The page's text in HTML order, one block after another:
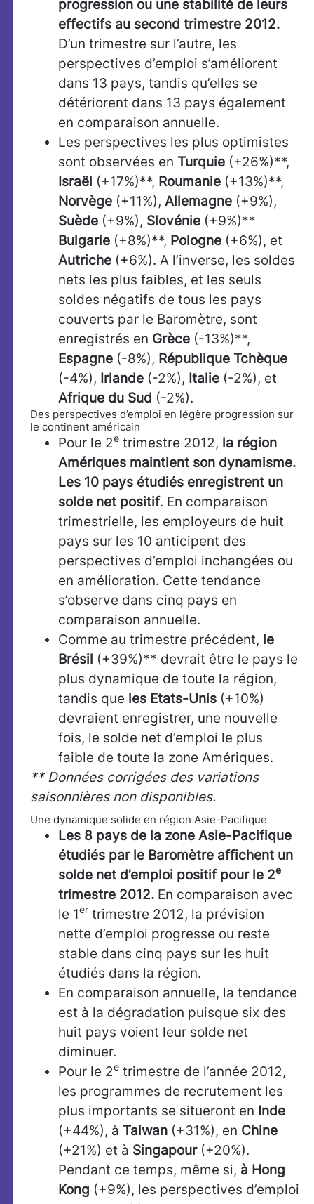
progression ou une stabilité de leurs
effectifs au second trimestre 2012.
D’un trimestre sur l’autre, les
perspectives d’emploi s’améliorent
dans 13 pays, tandis qu’elles se
détériorent dans 13 pays également
en comparaison annuelle.
Les perspectives les plus optimistes
sont observées en Turquie (+26%)**,
Israël (+17%)**, Roumanie (+13%)**,
Norvège (+11%), Allemagne (+9%),
Suède (+9%), Slovénie (+9%)**
Bulgarie (+8%)**, Pologne (+6%), et
Autriche (+6%). A l’inverse, les soldes
nets les plus faibles, et les seuls
soldes négatifs de tous les pays
couverts par le Baromètre, sont
enregistrés en Grèce (-13%)**,
Espagne (-8%), République Tchèque
(-4%), Irlande (-2%), Italie (-2%), et
Afrique du Sud (-2%).
Des perspectives d’emploi en légère progression sur
le continent américain
Pour le 2e trimestre 2012, la région
Amériques maintient son dynamisme.
Les 10 pays étudiés enregistrent un
solde net positif. En comparaison
trimestrielle, les employeurs de huit
pays sur les 10 anticipent des
perspectives d’emploi inchangées ou
en amélioration. Cette tendance
s’observe dans cinq pays en
comparaison annuelle.
Comme au trimestre précédent, le
Brésil (+39%)** devrait être le pays le
plus dynamique de toute la région,
tandis que les Etats-Unis (+10%)
devraient enregistrer, une nouvelle
fois, le solde net d’emploi le plus
faible de toute la zone Amériques.
** Données corrigées des variations
saisonnières non disponibles.
Une dynamique solide en région Asie-Pacifique
Les 8 pays de la zone Asie-Pacifique
étudiés par le Baromètre affichent un
solde net d’emploi positif pour le 2e
trimestre 2012. En comparaison avec
le 1er trimestre 2012, la prévision
nette d’emploi progresse ou reste
stable dans cinq pays sur les huit
étudiés dans la région.
En comparaison annuelle, la tendance
est à la dégradation puisque six des
huit pays voient leur solde net
diminuer.
Pour le 2e trimestre de l’année 2012,
les programmes de recrutement les
plus importants se situeront en Inde
(+44%), à Taiwan (+31%), en Chine
(+21%) et à Singapour (+20%).
Pendant ce temps, même si, à Hong
Kong (+9%), les perspectives d’emploi